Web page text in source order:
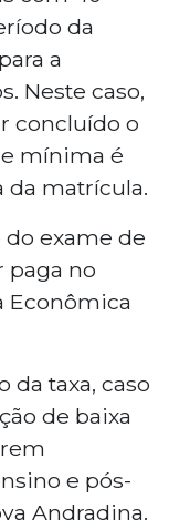
da
a
Neste caso,
concluído o
mínima é
da matrícula.
do exame de
paga no
Econômica
da taxa, caso
de baixa
e pós-
Andradina.